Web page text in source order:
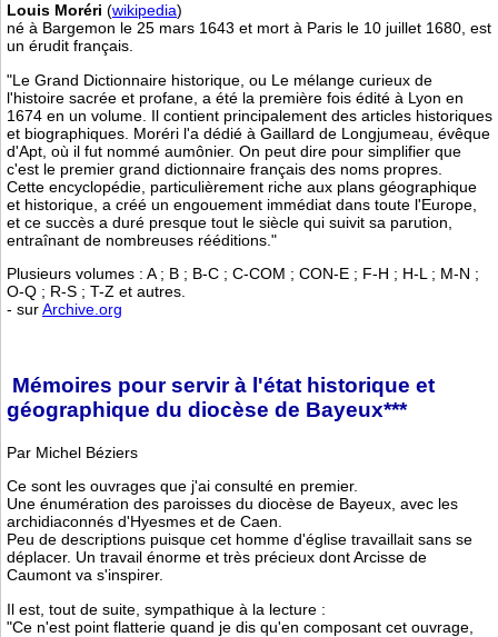
Louis Moréri (wikipedia)
né à Bargemon le 25 mars 1643 et mort à Paris le 10 juillet 1680, est
un érudit français.
"Le Grand Dictionnaire historique, ou Le mélange curieux de
l'histoire sacrée et profane, a été la première fois édité à Lyon en
1674 en un volume. Il contient principalement des articles historiques
et biographiques. Moréri l'a dédié à Gaillard de Longjumeau, évêque
d'Apt, où il fut nommé aumônier. On peut dire pour simplifier que
c'est le premier grand dictionnaire français des noms propres.
Cette encyclopédie, particulièrement riche aux plans géographique
et historique, a créé un engouement immédiat dans toute l'Europe,
et ce succès a duré presque tout le siècle qui suivit sa parution,
entraînant de nombreuses rééditions."
Plusieurs volumes : A ; B ; B-C ; C-COM ; CON-E ; F-H ; H-L ; M-N ;
O-Q ; R-S ; T-Z et autres.
- surArchive.org
Mémoires pour servir à l'état historique et
géographique du diocèse de Bayeux***
Par Michel Béziers
Ce sont les ouvrages que j'ai consulté en premier.
Une énumération des paroisses du diocèse de Bayeux, avec les
archidiaconnés d'Hyesmes et de Caen.
Peu de descriptions puisque cet homme d'église travaillait sans se
déplacer. Un travail énorme et très précieux dont Arcisse de
Caumont va s'inspirer.
Il est, tout de suite, sympathique à la lecture :
"Ce n'est point flatterie quand je dis qu'en composant cet ouvrage,